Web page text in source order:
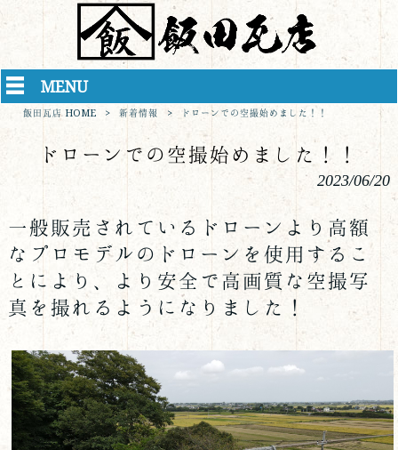
MENU
飯田瓦店 HOME > 新着情報 > ドローンでの空撮始めました！！
ドローンでの空撮始めました！！
2023/06/20
一般販売されているドローンより高額
なプロモデルのドローンを使用するこ
とにより、
より安全で高画質な空撮写
真を撮れるようになりました！